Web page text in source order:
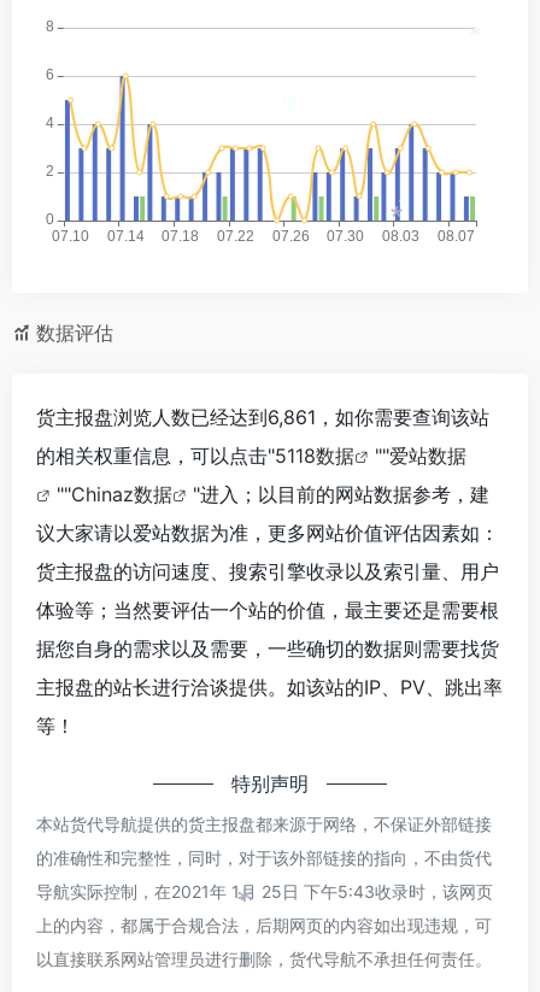
数据评估
货主报盘浏览人数已经达到6,861，如你需要查询该站
的相关权重信息，可以点击"5118数据 ""爱站数据
""Chinaz数据
"进入；以目前的网站数据参考，建
议大家请以爱站数据为准，更多网站价值评估因素如：
货主报盘的访问速度、搜索引擎收录以及索引量、用户
体验等；当然要评估一个站的价值，最主要还是需要根
据您自身的需求以及需要，一些确切的数据则需要找货
主报盘的站长进行洽谈提供。如该站的IP、PV、跳出率
等！
特别声明
本站货代导航提供的货主报盘都来源于网络，不保证外部链接
的准确性和完整性，同时，对于该外部链接的指向，不由货代
导航实际控制，在2021年 1月 25日 下午5:43收录时，该网页
上的内容，都属于合规合法，后期网页的内容如出现违规，可
以直接联系网站管理员进行删除，货代导航不承担任何责任。
*
*
*
*